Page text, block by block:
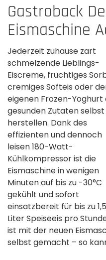
Gastroback
Eismaschine
Jederzeit zuhause zart
schmelzende Lieblings-
Eiscreme, fruchtiges
cremiges Softeis oder
eigenen Frozen-Yoghurt
gesunden Zutaten selbst
herstellen. Dank des
effizienten und dennoch
leisen 180-Watt-
Kühlkompressor ist die
Eismaschine in wenigen
Minuten auf bis zu -30°C
gekühlt und sofort
einsatzbereit für bis zu 1,5
Liter Speiseeis pro
ist mit der neuen
selbst gemacht – so